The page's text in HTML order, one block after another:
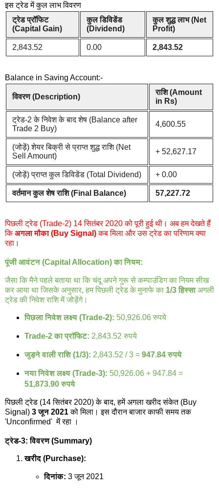
इस ट्रेड में कुल लाभ विवरण
ट्रेड प्रॉफिट
(Capital Gain)
कुल डिविडेंड
(Dividend)
कुल शुद्ध लाभ (Net
Profit)
2,843.52 0.00 2,843.52
Balance in Saving Account:-
विवरण (Description)
राशि (Amount
in Rs)
ट्रेड-2 के निवेश के बाद शेष (Balance after
Trade 2 Buy)
4,600.55
(जोड़ें) शेयर बिक्री से प्राप्त शुद्ध राशि (Net
Sell Amount)
+ 52,627.17
(जोड़ें) प्राप्त कुल डिविडेंड (Total Dividend) + 0.00
वर्तमान कुल शेष राशि (Final Balance) 57,227.72
पिछली ट्रेड (Trade-2) 14 सितंबर 2020 को पूरी हुई थी। अब हम देखते हैं
किअगला मौका (Buy Signal)कब मिला और उस ट्रेड का परिणाम क्या
रहा।
पूंजी आवंटन (Capital Allocation) का नियम:
जैसा कि मैने पहले बताया था कि चंदू अपने गुरू से कम्पाउंडिग का नियम सीख
कर आया था जिसके अनुसार, हम पिछली ट्रेड के मुनाफे का 1/3 हिस्साअगली
ट्रेड की निवेश राशि में जोड़ेंगे।
पिछला निवेश लक्ष्य (Trade-2): 50,926.06 रुपये
Trade-2 का प्रॉफिट: 2,843.52 रुपये
जुड़ने वाली राशि (1/3): 2,843.52 / 3 = 947.84 रुपये
नया निवेश लक्ष्य (Trade-3): 50,926.06 + 947.84 =
51,873.90 रुपये
पिछली ट्रेड (14 सितंबर 2020) के बाद, हमें अगला खरीद संकेत (Buy
Signal) 3 जून 2021को मिला। इस दौरान बाजार काफी समय तक
'Unconfirmed' में रहा ।
ट्रेड-3: विवरण (Summary)
खरीद (Purchase):
दिनांक: 3 जून 2021